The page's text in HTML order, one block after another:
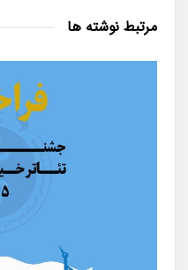
مرتبط نوشته ها